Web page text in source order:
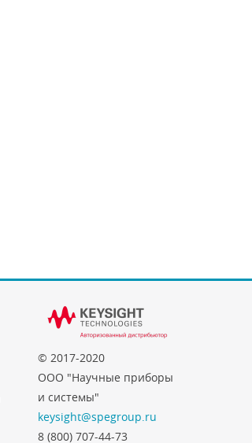
© 2017-2020
ООО "Научные приборы
и системы"
keysight@spegroup.ru
8 (800) 707-44-73